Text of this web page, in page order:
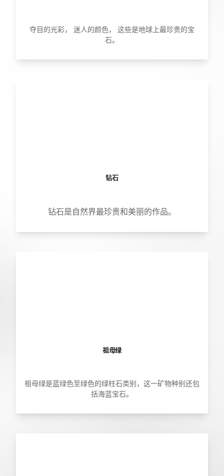
夺目的光彩， 迷人的颜色， 这些是地球上最珍贵的宝
石。
钻石
钻石是自然界最珍贵和美丽的作品。
祖母绿
祖母绿是蓝绿色至绿色的绿柱石类别，这一矿物种别还包
括海蓝宝石。